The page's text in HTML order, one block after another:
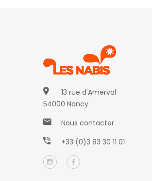
13 rue d'Amerval
54000 Nancy
Nous contacter
+33 (0)3 83 30 11 01